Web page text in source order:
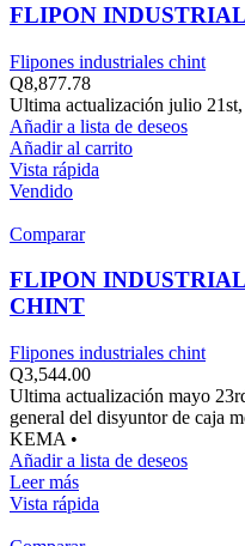
FLIPON
Flipones industriales chint
Q8,877.78
Ultima actualización julio
Añadir a lista de deseos
Añadir al carrito
Vista rápida
Vendido
Comparar
FLIPON
CHINT
Flipones industriales chint
Q3,544.00
Ultima actualización mayo
general del disyuntor de caja
KEMA •
Añadir a lista de deseos
Leer más
Vista rápida